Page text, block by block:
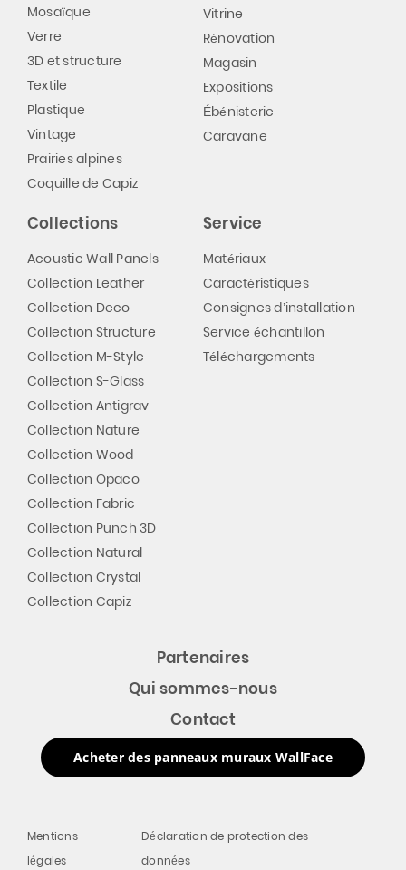
Mosaïque
Verre
3D et structure
Textile
Plastique
Vintage
Prairies alpines
Coquille de Capiz
Vitrine
Rénovation
Magasin
Expositions
Ébénisterie
Caravane
Collections
Acoustic Wall Panels
Collection Leather
Collection Deco
Collection Structure
Collection M-Style
Collection S-Glass
Collection Antigrav
Collection Nature
Collection Wood
Collection Opaco
Collection Fabric
Collection Punch 3D
Collection Natural
Collection Crystal
Collection Capiz
Service
Matériaux
Caractéristiques
Consignes d’installation
Service échantillon
Téléchargements
Partenaires
Qui sommes-nous
Contact
Acheter des panneaux muraux WallFace
Mentions
légales
Déclaration de protection des
données